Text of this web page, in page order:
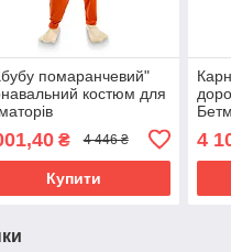
помаранчевий"
костюм для
₴ 4 446 ₴
Купити
4